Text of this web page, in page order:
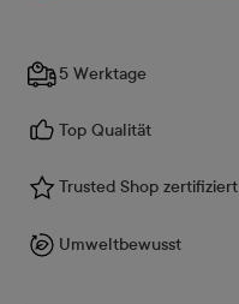
5 Werktage
Top Qualität
Trusted Shop zertifiziert
Umweltbewusst